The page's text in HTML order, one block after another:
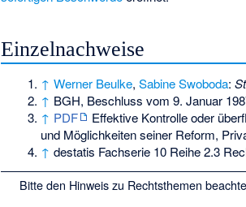
Einzelnachweise
↑ Werner Beulke, Sabine Swoboda:
↑ BGH, Beschluss vom 9. Januar
↑ PDF
Effektive Kontrolle oder
und Möglichkeiten seiner Reform,
↑ destatis Fachserie 10 Reihe 2.3
Bitte den Hinweis zu Rechtsthemen